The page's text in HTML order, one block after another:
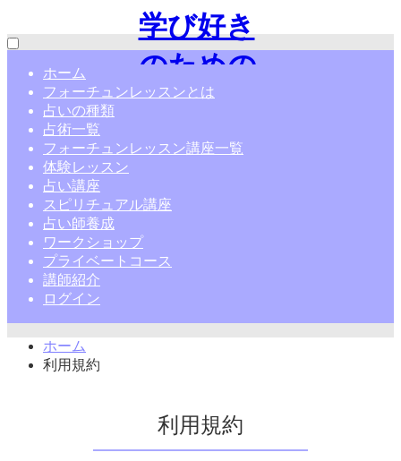
学び好き
のための
占い通信
講座|フォ
ホーム
フォーチュンレッスンとは
占いの種類
占術一覧
フォーチュンレッスン講座一覧
体験レッスン
占い講座
スピリチュアル講座
占い師養成
ワークショップ
プライベートコース
講師紹介
ログイン
ホーム
利用規約
利用規約